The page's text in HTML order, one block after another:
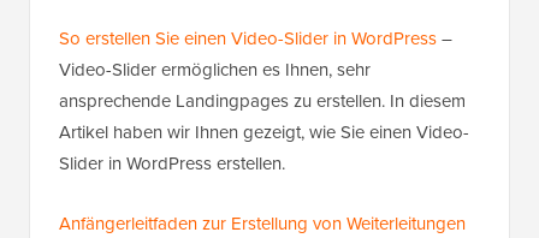
So erstellen Sie einen Video-Slider in WordPress–
Video-Slider ermöglichen es Ihnen, sehr
ansprechende Landingpages zu erstellen. In diesem
Artikel haben wir Ihnen gezeigt, wie Sie einen Video-
Slider in WordPress erstellen.
Anfängerleitfaden zur Erstellung von Weiterleitungen